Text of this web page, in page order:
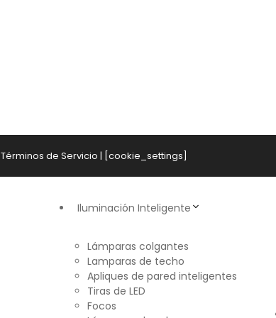
Términos de Servicio | [cookie_settings]
Iluminación Inteligente
Lámparas colgantes
Lamparas de techo
Apliques de pared inteligentes
Tiras de LED
Focos